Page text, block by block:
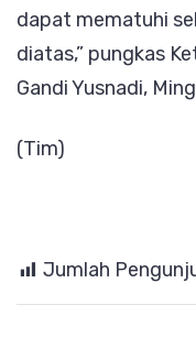
dapat mematuhi
diatas,” pungkas
Gandi Yusnadi,
(Tim)
Jumlah